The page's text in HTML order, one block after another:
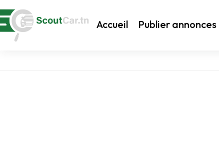
Accueil Publier annonces